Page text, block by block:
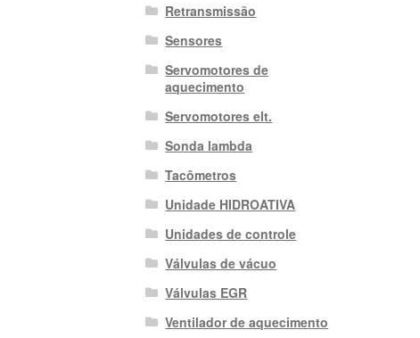
Retransmissão
Sensores
Servomotores de
aquecimento
Servomotores elt.
Sonda lambda
Tacômetros
Unidade HIDROATIVA
Unidades de controle
Válvulas de vácuo
Válvulas EGR
Ventilador de aquecimento